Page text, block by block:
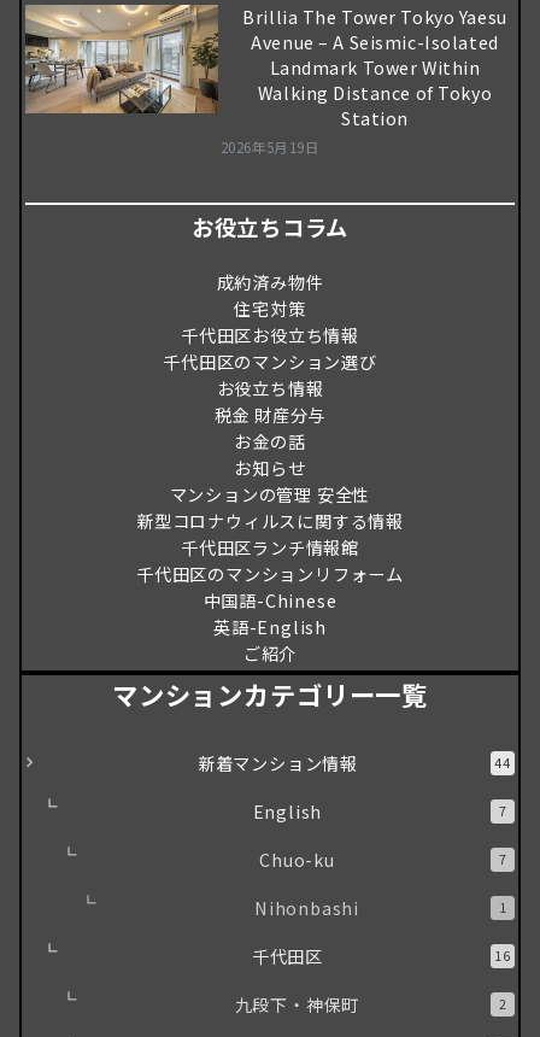
Brillia The Tower Tokyo Yaesu
Avenue – A Seismic-Isolated
Landmark Tower Within
Walking Distance of Tokyo
Station
2026年5月19日
お役立ちコラム
成約済み物件
住宅対策
千代田区お役立ち情報
千代田区のマンション選び
お役立ち情報
税金 財産分与
お金の話
お知らせ
マンションの管理 安全性
新型コロナウィルスに関する情報
千代田区ランチ情報館
千代田区のマンションリフォーム
中国語-Chinese
英語-English
ご紹介
マンションカテゴリー一覧
新着マンション情報 44
English 7
Chuo-ku 7
Nihonbashi 1
千代田区 16
九段下・神保町 2